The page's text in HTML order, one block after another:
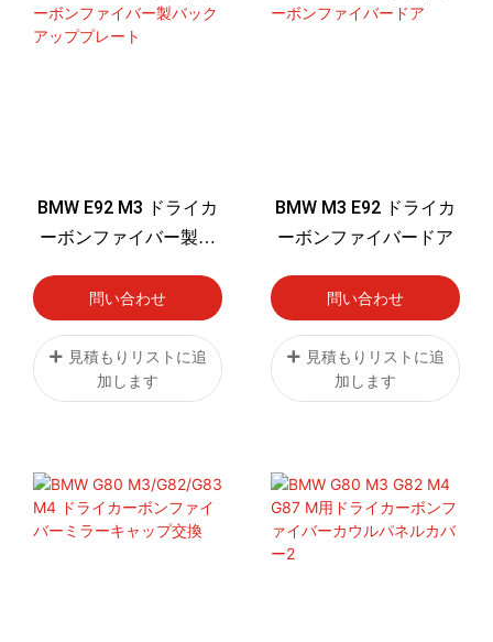
BMW E92 M3 ドライカ
ーボンファイバー製バ
問い合わせ
見積もりリストに追
加します
BMW M3 E92 ドライカ
ーボンファイバードア
問い合わせ
見積もりリストに追
加します